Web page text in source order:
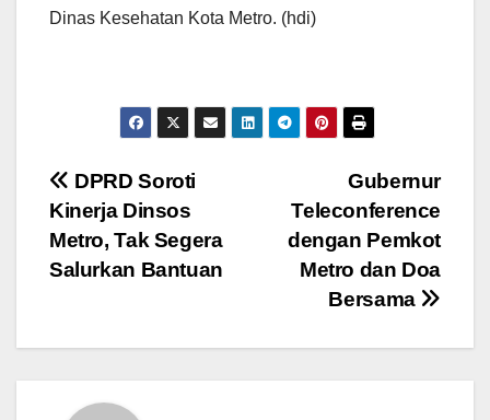
Dinas Kesehatan Kota Metro. (hdi)
Navigasi
pos
Gubernur
Teleconference
dengan Pemkot
Metro dan Doa
Bersama
DPRD Soroti
Kinerja Dinsos
Metro, Tak Segera
Salurkan Bantuan